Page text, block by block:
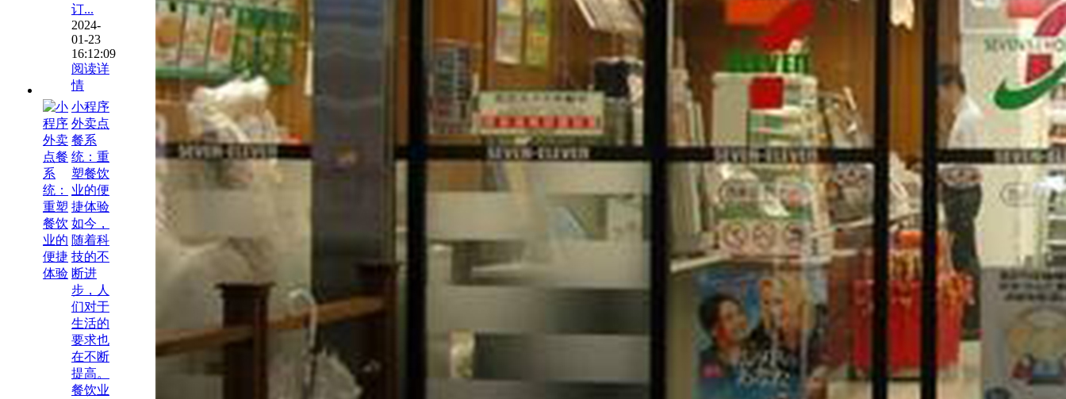
订...
2024-
01-23
16:12:09
阅读详
情
小程序
外卖点
餐系
统：重
塑餐饮
业的便
捷体验
如今，
随着科
技的不
断进
步，人
们对于
生活的
要求也
在不断
提高。
餐饮业